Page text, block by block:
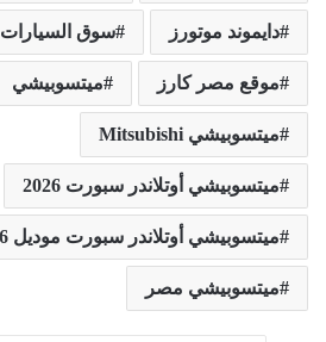
دايموند موتورز سوق السيارات
موقع مصر كارز ميتسوبيشي
ميتسوبيشي Mitsubishi
ميتسوبيشي أوتلاندر سبورت 2026
ميتسوبيشي أوتلاندر سبورت موديل 2026
ميتسوبيشي مصر